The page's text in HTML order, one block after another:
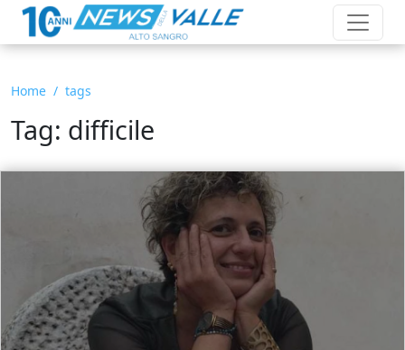
Home tags
Tag: difficile